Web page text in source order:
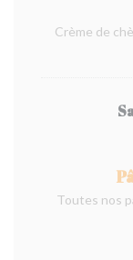
Crème de
Toutes nos